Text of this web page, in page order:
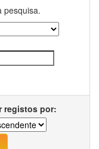
pesquisa.
registos por: